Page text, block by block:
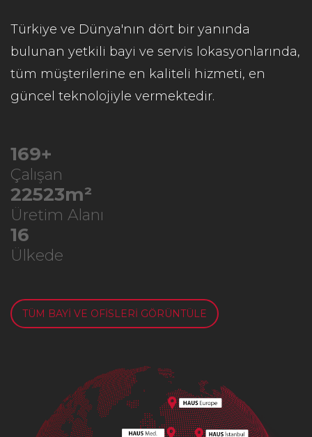
Türkiye ve Dünya'nın dört bir yanında
bulunan yetkili bayi ve servis lokasyonlarında,
tüm müşterilerine en kaliteli hizmeti, en
güncel teknolojiyle vermektedir.
223+
Çalışan
29683m²
Üretim Alanı
21
Ülkede
TÜM BAYİ VE OFİSLERİ GÖRÜNTÜLE